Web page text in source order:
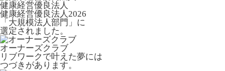
健康経営優良法人
健康経営優良法人2026
「大規模法人部門」に
選定されました。
オーナーズクラブ
リブワークで叶えた夢には
つづきがあります。